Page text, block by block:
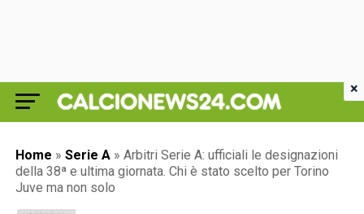
Home » Serie A » Arbitri Serie A: ufficiali le designazioni
della 38ª e ultima giornata. Chi è stato scelto per Torino
Juve ma non solo
×